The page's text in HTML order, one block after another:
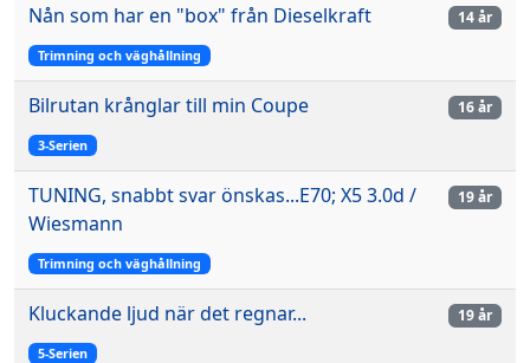
Nån som har en "box" från Dieselkraft
Trimning och väghållning
14 år
Bilrutan krånglar till min Coupe
3-Serien
16 år
TUNING, snabbt svar önskas...E70; X5 3.0d /
Wiesmann
Trimning och väghållning
19 år
Kluckande ljud när det regnar...
5-Serien
19 år